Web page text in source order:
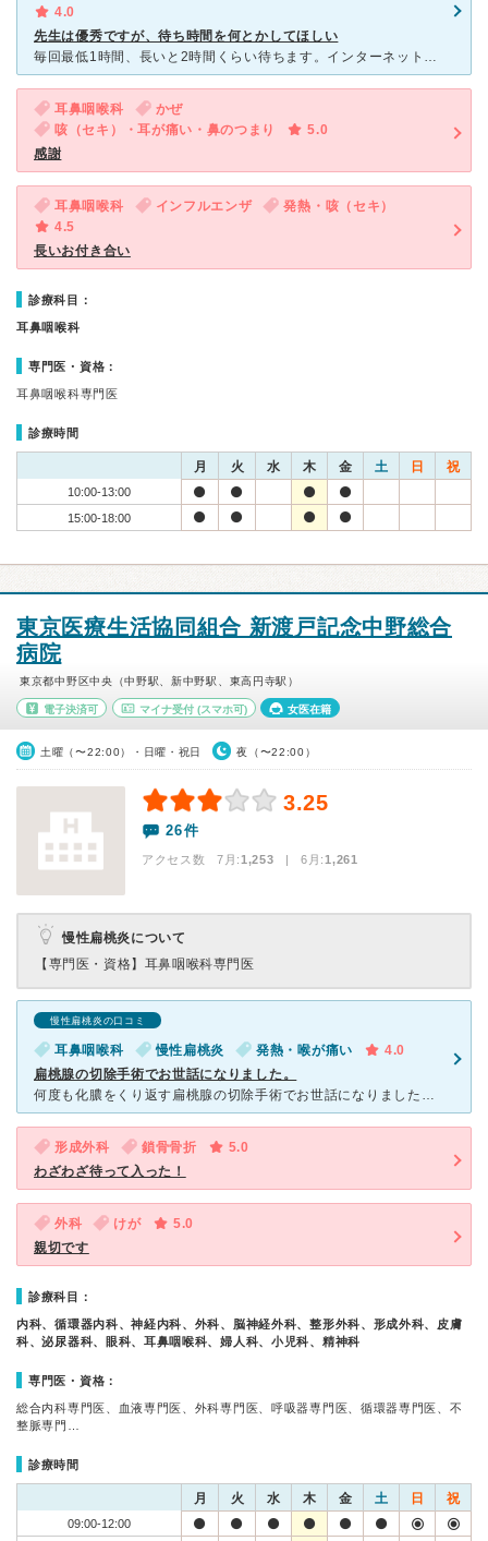
4.0
先生は優秀ですが、待ち時間を何とかしてほしい
毎回最低1時間、長いと2時間くらい待ちます。インターネットで整理券を確認できるシステム導入で、医院側が努力しているのはわかるのですが、まわりはオフィス街なので、1時間〜1時間半の時間を上手く潰せる場所
耳鼻咽喉科
かぜ
咳（セキ）・耳が痛い・鼻のつまり
5.0
感謝
耳鼻咽喉科 インフルエンザ
発熱・咳（セキ）
4.5
長いお付き合い
診療科目：
耳鼻咽喉科
専門医・資格：
耳鼻咽喉科専門医
診療時間
月 火 水 木 金 土 日 祝
10:00-13:00
15:00-18:00
東京医療生活協同組合 新渡戸記念中野総合
病院
東京都中野区中央（中野駅、新中野駅、東高円寺駅）
電子決済可 マイナ受付(スマホ可) 女医在籍
土曜（〜22:00）・日曜・祝日 夜（〜22:00）
3.25
26件
アクセス数 7月:1,253 | 6月:1,261
慢性扁桃炎について
【専門医・資格】 耳鼻咽喉科専門医
慢性扁桃炎の口コミ
耳鼻咽喉科 慢性扁桃炎 発熱・喉が痛い
4.0
扁桃腺の切除手術でお世話になりました。
何度も化膿をくり返す扁桃腺の切除手術でお世話になりました。 病院の普請そのものは古く、最初受診した時は「大丈夫かな」と思っていましたが、先生と看護師さんが親切丁寧に接してくださり、何の不安もなく手術
形成外科 鎖骨骨折
5.0
わざわざ待って入った！
外科 けが
5.0
親切です
診療科目：
内科、循環器内科、神経内科、外科、脳神経外科、整形外科、形成外科、皮膚
科、泌尿器科、眼科、耳鼻咽喉科、婦人科、小児科、精神科
専門医・資格：
総合内科専門医、血液専門医、外科専門医、呼吸器専門医、循環器専門医、不
整脈専門…
診療時間
月 火 水 木 金 土 日 祝
09:00-12:00